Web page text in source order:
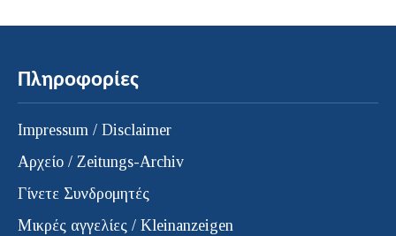
Πληροφορίες
Impressum / Disclaimer
Αρχείο / Zeitungs-Archiv
Γίνετε Συνδρομητές
Μικρές αγγελίες / Kleinanzeigen